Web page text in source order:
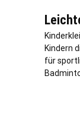
Kindern
für